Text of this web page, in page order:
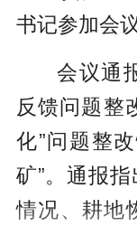
书记参加会议
会议通
反馈问题整
化”问题整
矿”。通报
情况、耕地